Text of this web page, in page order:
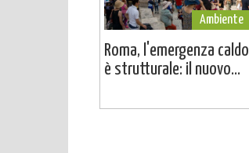
Ambiente
Roma, l'emergenza caldo
è strutturale: il nuovo...